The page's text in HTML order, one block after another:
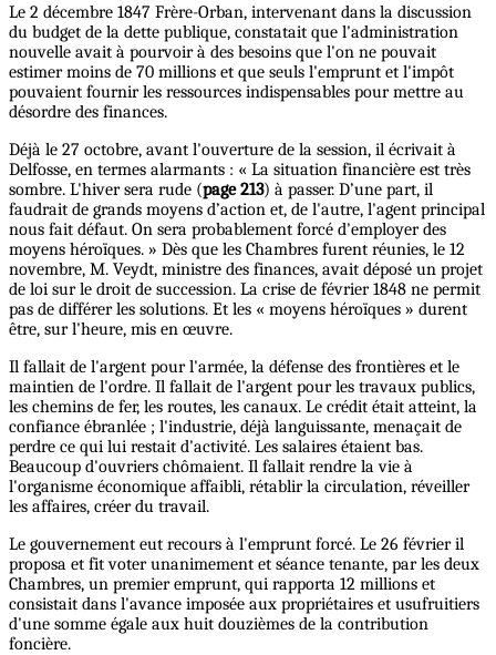
Le 2 décembre 1847 Frère-Orban, intervenant dans la discussion
du budget de la dette publique, constatait que l'administration
nouvelle avait à pourvoir à des besoins que l'on ne pouvait
estimer moins de 70 millions et que seuls l'emprunt et l'impôt
pouvaient fournir les ressources indispensables pour mettre au
désordre des finances.
Déjà le 27 octobre, avant l'ouverture de la session, il écrivait à
Delfosse, en termes alarmants : « La situation financière est très
sombre. L'hiver sera rude (page 213) à passer. D’une part, il
faudrait de grands moyens d’action et, de l'autre, l'agent principal
nous fait défaut. On sera probablement forcé d'employer des
moyens héroïques. » Dès que les Chambres furent réunies, le 12
novembre, M. Veydt, ministre des finances, avait déposé un projet
de loi sur le droit de succession. La crise de février 1848 ne permit
pas de différer les solutions. Et les « moyens héroïques » durent
être, sur l'heure, mis en œuvre.
Il fallait de l'argent pour l'armée, la défense des frontières et le
maintien de l'ordre. Il fallait de l'argent pour les travaux publics,
les chemins de fer, les routes, les canaux. Le crédit était atteint, la
confiance ébranlée ; l'industrie, déjà languissante, menaçait de
perdre ce qui lui restait d'activité. Les salaires étaient bas.
Beaucoup d'ouvriers chômaient. Il fallait rendre la vie à
l'organisme économique affaibli, rétablir la circulation, réveiller
les affaires, créer du travail.
Le gouvernement eut recours à l'emprunt forcé. Le 26 février il
proposa et fit voter unanimement et séance tenante, par les deux
Chambres, un premier emprunt, qui rapporta 12 millions et
consistait dans l'avance imposée aux propriétaires et usufruitiers
d'une somme égale aux huit douzièmes de la contribution
foncière.